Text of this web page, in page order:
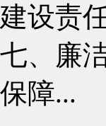
建设责
七、廉
保障...